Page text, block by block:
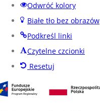
Odwróć kolory
Białe tło bez obrazów
Podkreśl linki
Czytelne czcionki
Resetuj